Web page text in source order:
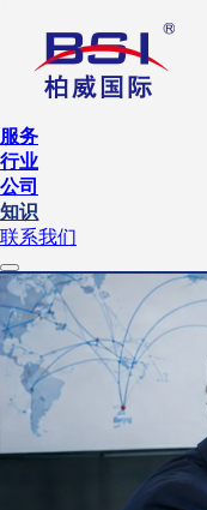
服务
行业
公司
知识
联系我们